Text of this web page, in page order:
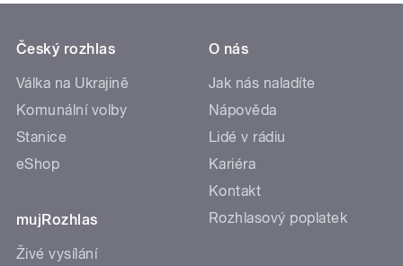
Český rozhlas
Válka na Ukrajině
Komunální volby
Stanice
eShop
mujRozhlas
Živé vysílání
O nás
Jak nás naladíte
Nápověda
Lidé v rádiu
Kariéra
Kontakt
Rozhlasový poplatek